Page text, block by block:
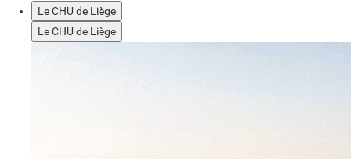
Le CHU de Liège
Le CHU de Liège